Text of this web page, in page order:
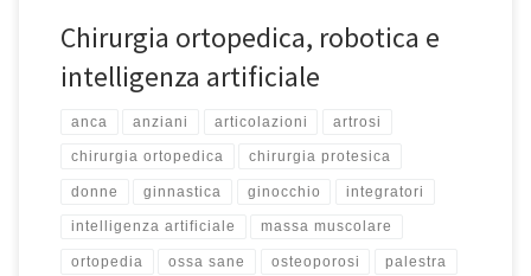
Chirurgia ortopedica, robotica e
intelligenza artificiale
anca anziani articolazioni artrosi
chirurgia ortopedica chirurgia protesica
donne ginnastica ginocchio integratori
intelligenza artificiale massa muscolare
ortopedia ossa sane osteoporosi palestra